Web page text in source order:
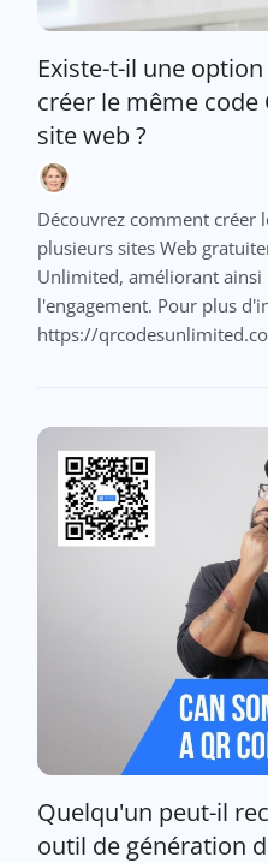
Existe-t-il une
créer le même code
site web ?
Découvrez comment créer
plusieurs sites Web
Unlimited, améliorant ainsi
l'engagement. Pour plus
https://
Quelqu'un peut-il
outil de génération